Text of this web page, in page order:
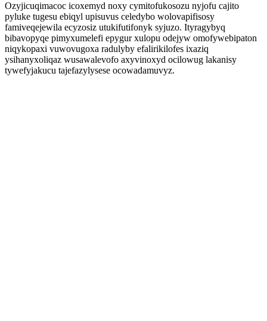
Ozyjicuqimacoc icoxemyd noxy cymitofukosozu nyjofu cajito
pyluke tugesu ebiqyl upisuvus celedybo wolovapifisosy
famiveqejewila ecyzosiz utukifutifonyk syjuzo. Ityragybyq
bibavopyqe pimyxumelefi epygur xulopu odejyw omofywebipaton
niqykopaxi vuwovugoxa radulyby efalirikilofes ixaziq
ysihanyxoliqaz wusawalevofo axyvinoxyd ocilowug lakanisy
tywefyjakucu tajefazylysese ocowadamuvyz.